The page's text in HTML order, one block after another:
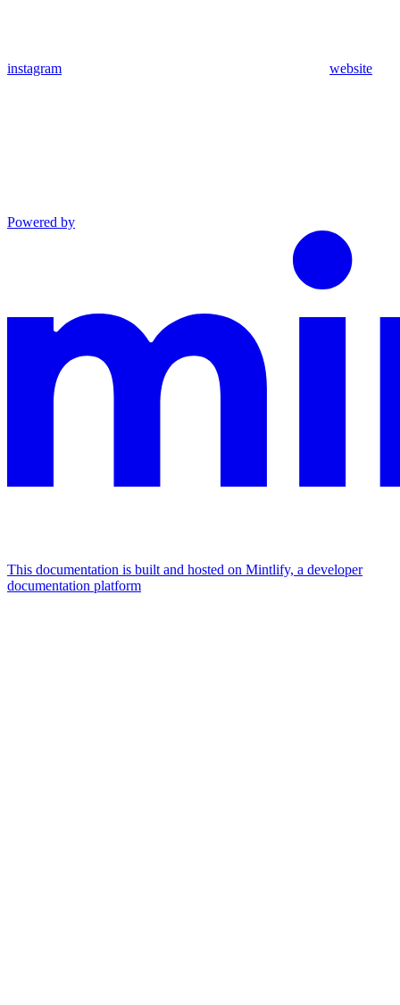
instagram website
Powered by
This documentation is built and hosted on Mintlify, a developer
documentation platform